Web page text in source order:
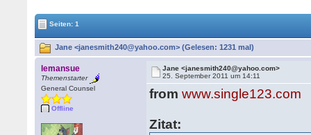
Seiten: 1
Jane <janesmith240@yahoo.com> (Gelesen: 1231 mal)
lemansue
Themenstarter
General Counsel
Offline
Jane <janesmith240@yahoo.com>
25. September 2011 um 14:11
fromwww.single123.com
Zitat: